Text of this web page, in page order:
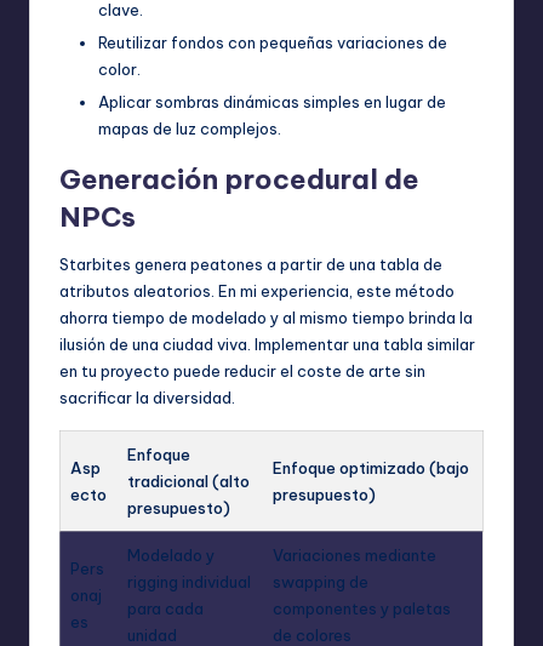
clave.
Reutilizar fondos con pequeñas variaciones de
color.
Aplicar sombras dinámicas simples en lugar de
mapas de luz complejos.
Generación procedural de
NPCs
Starbites genera peatones a partir de una tabla de
atributos aleatorios. En mi experiencia, este método
ahorra tiempo de modelado y al mismo tiempo brinda la
ilusión de una ciudad viva. Implementar una tabla similar
en tu proyecto puede reducir el coste de arte sin
sacrificar la diversidad.
Asp
ecto
Enfoque
tradicional (alto
presupuesto)
Enfoque optimizado (bajo
presupuesto)
Pers
onaj
es
Modelado y
rigging individual
para cada
unidad
Variaciones mediante
swapping de
componentes y paletas
de colores